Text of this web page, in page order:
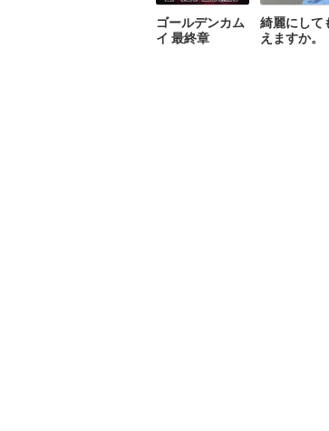
ゴールデンカム
イ 最終章
綺麗にして
えますか。